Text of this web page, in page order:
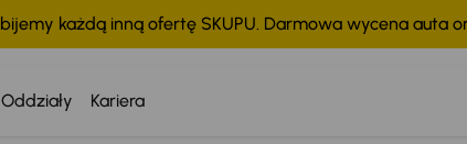
każdą inną ofertę SKUPU. Darmowa wycena auta
Oddziały Kariera